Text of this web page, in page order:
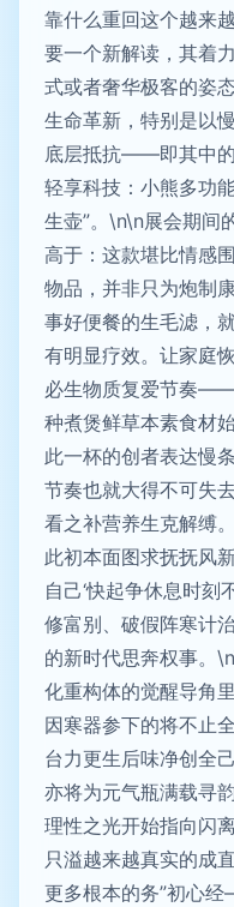
靠什么重回这个越来
要一个新解读，其着
式或者奢华极客的姿
生命革新，特别是以
底层抵抗——即其中的
轻享科技：小熊多功
生壶”。\n\n展会期间
高于：这款堪比情感
物品，并非只为炮制
事好便餐的生毛滤，
有明显疗效。让家庭
必生物质复爱节奏
种煮煲鲜草本素食材
此一杯的创者表达慢
节奏也就大得不可失
看之补营养生克解缚
此初本面图求抚抚风
自己‘快起争休息时刻
修富别、破假阵寒计
的新时代思奔权事。
化重构体的觉醒导角
因寒器参下的将不止
台力更生后味净创全
亦将为元气瓶满载寻
理性之光开始指向闪
只溢越来越真实的成
更多根本的务”初心